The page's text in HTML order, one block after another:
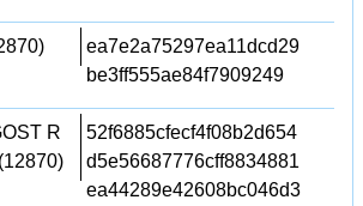
ea7e2a75297ea11dcd29
be3ff555ae84f7909249
R
52f6885cfecf4f08b2d654
d5e56687776cff8834881
ea44289e42608bc046d3